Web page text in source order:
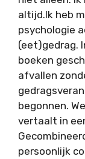
altijd.Ik heb
psychologie
(eet)gedrag.
boeken
afvallen
begonnen.
vertaalt in
persoonlijk